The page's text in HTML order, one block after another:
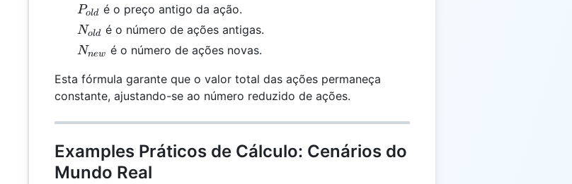
P_{old}
Pold é o preço antigo da ação.
N_{old}
Nold é o número de ações antigas.
N_{new}
Nnew é o número de ações novas.
Esta fórmula garante que o valor total das ações permaneça
constante, ajustando-se ao número reduzido de ações.
Examples Práticos de Cálculo: Cenários do
Mundo Real